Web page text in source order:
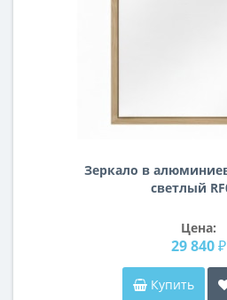
Зеркало в
светлый
Цена:
29 840 ₽
Купить